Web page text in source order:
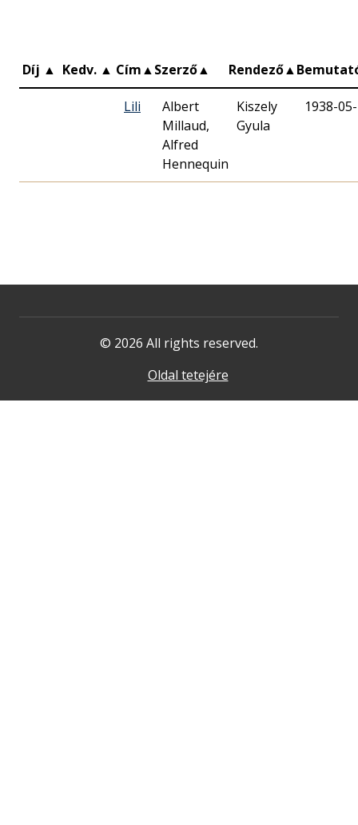
Díj ▲ Kedv. ▲ Cím▲Szerző▲ Rendező▲
Lili
Albert
Millaud,
Alfred
Hennequin
Kiszely
Gyula
1938-
© 2026 All rights reserved.
Oldal tetejére